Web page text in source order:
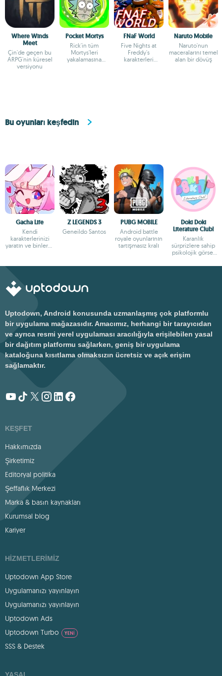
Where Winds
Meet
Çin'de geçen bu
ARPG'nin küresel
versiyonu
Pocket Mortys
Rick'in tüm
Mortys'leri
yakalamasına
FNaF World
Five Nights at
Freddy's
karakterleri
Naruto Mobile
Naruto'nun
maceralarını temel
alan bir dövüş
Bu oyunları keşfedin
Gacha Life
Kendi
karakterlerinizi
yaratın ve binlerce
Z LEGENDS 3
Geneildo Santos
PUBG MOBILE
Android battle
royale oyunlarının
tartışmasız kralı
Doki Doki
Literature Club!
Karanlık
sürprizlere sahip
psikolojik görsel
anlatım
Uptodown, Android konusunda uzmanlaşmış çok platformlu
bir uygulama mağazasıdır. Amacımız, herhangi bir tarayıcıdan
ve ayrıca resmi yerel uygulaması aracılığıyla erişilebilen yasal
bir dağıtım platformu sağlarken, geniş bir uygulama
kataloğuna kısıtlama olmaksızın ücretsiz ve açık erişim
sağlamaktır.
KEŞFET
Hakkımızda
Şirketimiz
Editoryal politika
Şeffaflık Merkezi
Marka & basın kaynakları
Kurumsal blog
Kariyer
HIZMETLERIMIZ
Uptodown App Store
Uygulamanızı yayınlayın
Uygulamanızı yayınlayın
Uptodown Ads
Uptodown Turbo
YENI
SSS & Destek